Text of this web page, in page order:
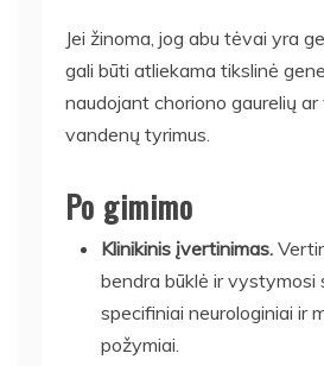
Jei žinoma, jog abu tėvai yra
gali būti atliekama tikslinė
naudojant choriono gaurelių ar
vandenų tyrimus.
Po gimimo
Klinikinis įvertinimas.
bendra būklė ir vystymosi
specifiniai neurologiniai ir
požymiai.